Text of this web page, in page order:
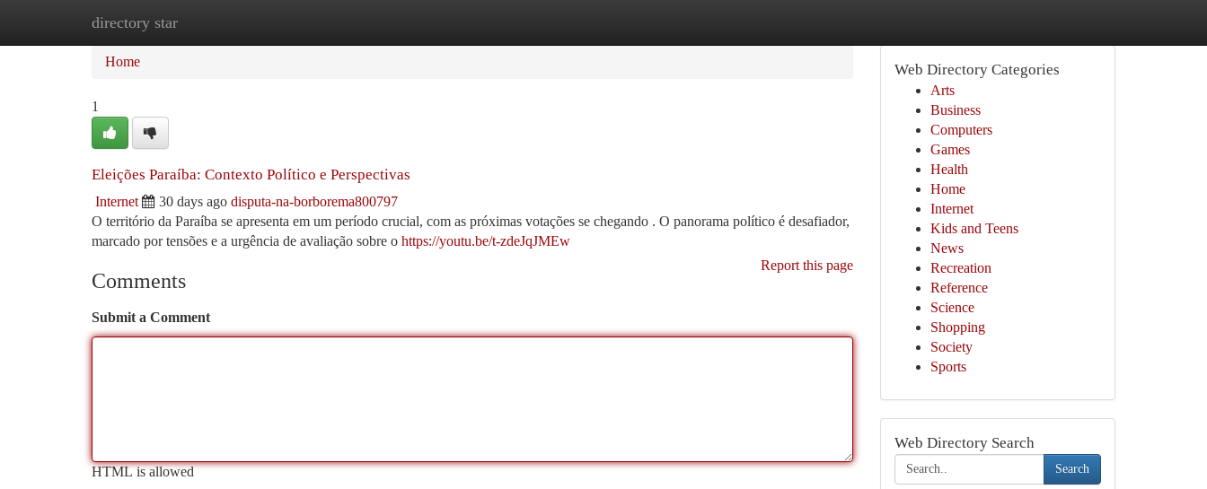
directory star
Home
Home
1
Eleições Paraíba: Contexto Político e Perspectivas
Internet 30 days ago disputa-na-borborema800797
O território da Paraíba se apresenta em um período crucial, com as próximas votações se chegando . O panorama político é desafiador,
marcado por tensões e a urgência de avaliação sobre o https://youtu.be/t-zdeJqJMEw
Report this page
Comments
Submit a Comment
HTML is allowed
Web Directory Categories
Arts
Business
Computers
Games
Health
Home
Internet
Kids and Teens
News
Recreation
Reference
Science
Shopping
Society
Sports
Web Directory Search
Search